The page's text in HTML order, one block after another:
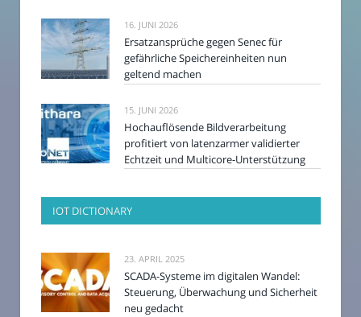
16. JUNI 2026
Ersatzansprüche gegen Senec für
gefährliche Speichereinheiten nun
geltend machen
15. JUNI 2026
Hochauflösende Bildverarbeitung
profitiert von latenzarmer validierter
Echtzeit und Multicore-Unterstützung
IOT DICTIONARY
23. APRIL 2025
SCADA-Systeme im digitalen Wandel:
Steuerung, Überwachung und Sicherheit
neu gedacht